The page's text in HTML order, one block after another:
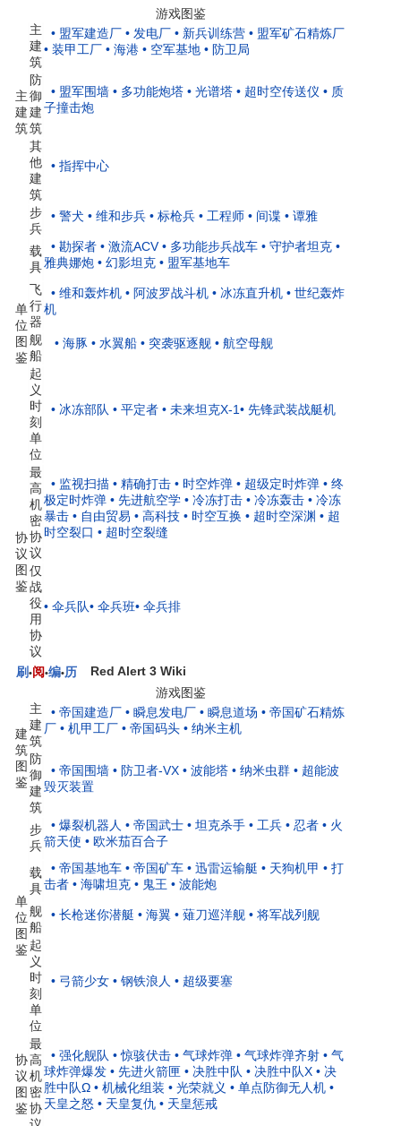
游戏图鉴
主
建
筑
主
建
筑
• 盟军建造厂 • 发电厂 • 新兵训练营 • 盟军矿石精炼厂
• 装甲工厂 • 海港 • 空军基地 • 防卫局
防
御
建
筑
• 盟军围墙 • 多功能炮塔 • 光谱塔 • 超时空传送仪 • 质
子撞击炮
其
他
建
筑
• 指挥中心
单
位
图
鉴
步
兵
• 警犬 • 维和步兵 • 标枪兵 • 工程师 • 间谍 • 谭雅
载
具
• 勘探者 • 激流ACV • 多功能步兵战车 • 守护者坦克 •
雅典娜炮 • 幻影坦克 • 盟军基地车
飞
行
器
• 维和轰炸机 • 阿波罗战斗机 • 冰冻直升机 • 世纪轰炸
机
舰
船
• 海豚 • 水翼船 • 突袭驱逐舰 • 航空母舰
起
义
时
刻
单
位
• 冰冻部队 • 平定者 • 未来坦克X-1• 先锋武装战艇机
协
议
图
鉴
最
高
机
密
协
议
• 监视扫描 • 精确打击 • 时空炸弹 • 超级定时炸弹 • 终
极定时炸弹 • 先进航空学 • 冷冻打击 • 冷冻轰击 • 冷冻
暴击 • 自由贸易 • 高科技 • 时空互换 • 超时空深渊 • 超
时空裂口 • 超时空裂缝
仅
战
役
用
协
议
• 伞兵队• 伞兵班• 伞兵排
刷•阅•编•历
Red Alert 3 Wiki
游戏图鉴
建
筑
图
鉴
主
建
筑
• 帝国建造厂 • 瞬息发电厂 • 瞬息道场 • 帝国矿石精炼
厂 • 机甲工厂 • 帝国码头 • 纳米主机
防
御
建
筑
• 帝国围墙 • 防卫者-VX • 波能塔 • 纳米虫群 • 超能波
毁灭装置
单
位
图
鉴
步
兵
• 爆裂机器人 • 帝国武士 • 坦克杀手 • 工兵 • 忍者 • 火
箭天使 • 欧米茄百合子
载
具
• 帝国基地车 • 帝国矿车 • 迅雷运输艇 • 天狗机甲 • 打
击者 • 海啸坦克 • 鬼王 • 波能炮
舰
船
• 长枪迷你潜艇 • 海翼 • 薙刀巡洋舰 • 将军战列舰
起
义
时
刻
单
位
• 弓箭少女 • 钢铁浪人 • 超级要塞
协
议
图
鉴
最
高
机
密
协
• 强化舰队 • 惊骇伏击 • 气球炸弹 • 气球炸弹齐射 • 气
球炸弹爆发 • 先进火箭匣 • 决胜中队 • 决胜中队X • 决
胜中队Ω • 机械化组装 • 光荣就义 • 单点防御无人机 •
天皇之怒 • 天皇复仇 • 天皇惩戒